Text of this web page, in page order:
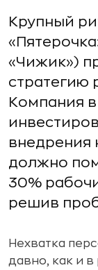
Крупный
«Чижик»)
стратегию
Компания
внедрения
должно
30%
решив
Нехватка
давно, как и